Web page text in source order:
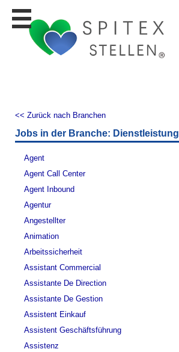
Stellen
finden
Personalberatungen
Tipp's
WERBUNG
JOB-
Lehrstellen
finden
Lehrstellen
gratis
inserieren
<< Zurück nach Branchen
Jobs in der Branche: Dienstleistung
Agent
Agent Call Center
Agent Inbound
Agentur
Angestellter
Animation
Arbeitssicherheit
Assistant Commercial
Assistante De Direction
Assistante De Gestion
Assistent Einkauf
Assistent Geschäftsführung
Assistenz